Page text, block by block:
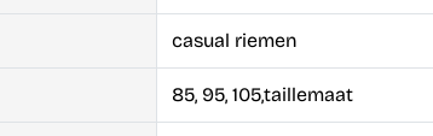
casual riemen
85, 95, 105,taillemaat